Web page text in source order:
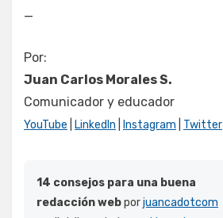
—
Por:
Juan Carlos Morales S.
Comunicador y educador
YouTube LinkedIn Instagram Twitter
14 consejos para una buena
redacción webporjuancadotcom